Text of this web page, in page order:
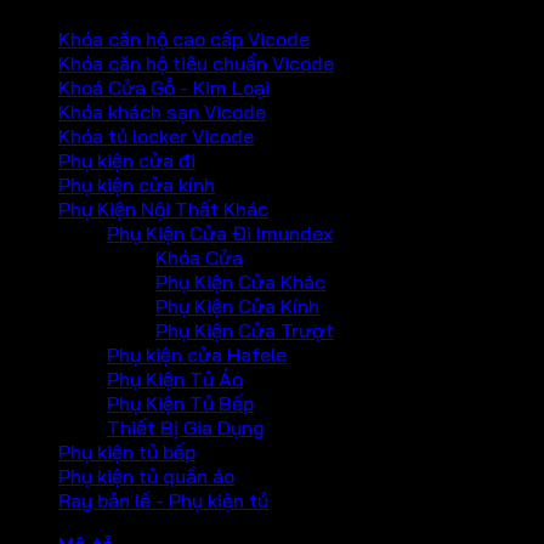
Khóa căn hộ cao cấp Vicode
Khóa căn hộ tiêu chuẩn Vicode
Khoá Cửa Gỗ - Kim Loại
Khóa khách sạn Vicode
Khóa tủ locker Vicode
Phụ kiện cửa đi
Phụ kiện cửa kính
Phụ Kiện Nội Thất Khác
Phụ Kiện Cửa Đi Imundex
Khóa Cửa
Phụ Kiện Cửa Khác
Phụ Kiện Cửa Kính
Phụ Kiện Cửa Trượt
Phụ kiện cửa Hafele
Phụ Kiện Tủ Áo
Phụ Kiện Tủ Bếp
Thiết Bị Gia Dụng
Phụ kiện tủ bếp
Phụ kiện tủ quần áo
Ray bản lề - Phụ kiện tủ